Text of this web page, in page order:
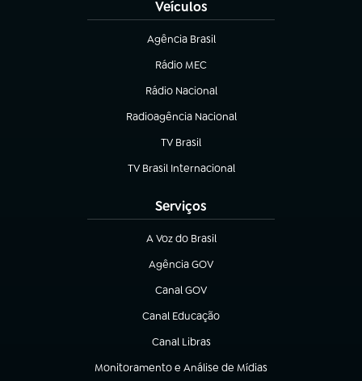
Veículos
Agência Brasil
(abre em nova aba)
Rádio MEC
(abre em nova aba)
Rádio Nacional
Radioagência Nacional
(abre em nova aba)
TV Brasil
(abre em nova aba)
TV Brasil Internacional
(abre em nova aba)
Serviços
A Voz do Brasil
(abre em nova aba)
Agência GOV
(abre em nova aba)
Canal GOV
(abre em nova aba)
Canal Educação
(abre em nova aba)
Canal Libras
(abre em nova aba)
Monitoramento e Análise de Mídias
(abre em nova aba)